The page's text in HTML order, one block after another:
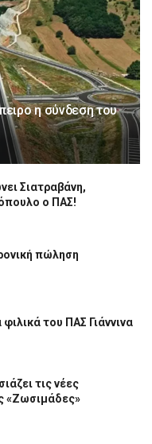
η σύνδεση του
Σιατραβάνη,
ο ΠΑΣ!
πώληση
του ΠΑΣ Γιάννινα
τις νέες
«Ζωσιμάδες»